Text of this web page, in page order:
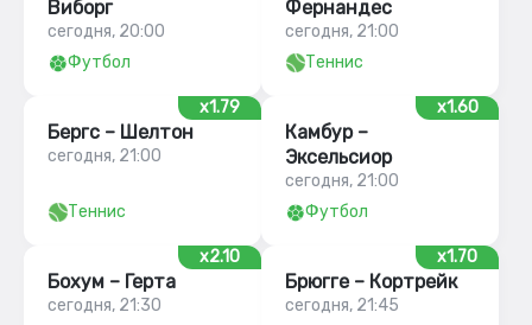
Виборг
сегодня, 20:00
Футбол
Фернандес
сегодня, 21:00
Теннис
x1.79
Бергс – Шелтон
сегодня, 21:00
Теннис
x1.60
Камбур –
Эксельсиор
сегодня, 21:00
Футбол
x2.10
Бохум – Герта
сегодня, 21:30
x1.70
Брюгге – Кортрейк
сегодня, 21:45